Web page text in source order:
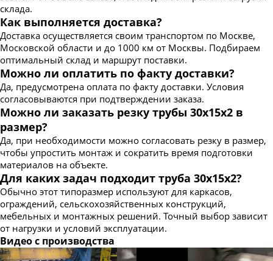
склада.
Как выполняется доставка?
Доставка осуществляется своим транспортом по Москве,
Московской области и до 1000 км от Москвы. Подбираем
оптимальный склад и маршрут поставки.
Можно ли оплатить по факту доставки?
Да, предусмотрена оплата по факту доставки. Условия
согласовываются при подтверждении заказа.
Можно ли заказать резку трубы 30х15х2 в
размер?
Да, при необходимости можно согласовать резку в размер,
чтобы упростить монтаж и сократить время подготовки
материалов на объекте.
Для каких задач подходит труба 30х15х2?
Обычно этот типоразмер используют для каркасов,
ограждений, сельскохозяйственных конструкций,
мебельных и монтажных решений. Точный выбор зависит
от нагрузки и условий эксплуатации.
Видео с производства